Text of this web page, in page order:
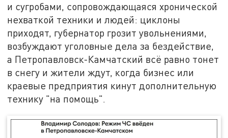
и сугробами, сопровождающаяся хронической
нехваткой техники и людей: циклоны
приходят, губернатор грозит увольнениями,
возбуждают уголовные дела за бездействие,
а Петропавловск-Камчатский всё равно тонет
в снегу и жители ждут, когда бизнес или
краевые предприятия кинут дополнительную
технику "на помощь".